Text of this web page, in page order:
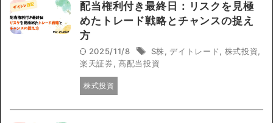
配当権利付き最終日：リスクを見極
めたトレード戦略とチャンスの捉え
方
2025/11/8 S株, デイトレード, 株式投資,
楽天証券, 高配当投資
株式投資